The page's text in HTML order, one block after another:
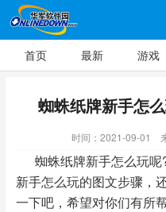
首页 最新 游戏
蜘蛛纸牌新手怎
时间：2021-09-01
蜘蛛纸牌新手怎么玩呢
新手怎么玩的图文步骤，
一下吧，希望对你们有所帮